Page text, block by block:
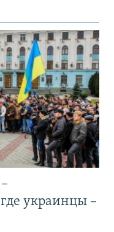
украинцы –